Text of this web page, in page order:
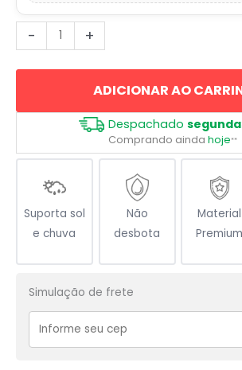
-
Touch
My
Caminhonete
+
ADICIONAR AO
Despachado
Comprando ainda hoje**
Suporta sol
e chuva
Não
desbota
Material
Premium
Simulação de frete